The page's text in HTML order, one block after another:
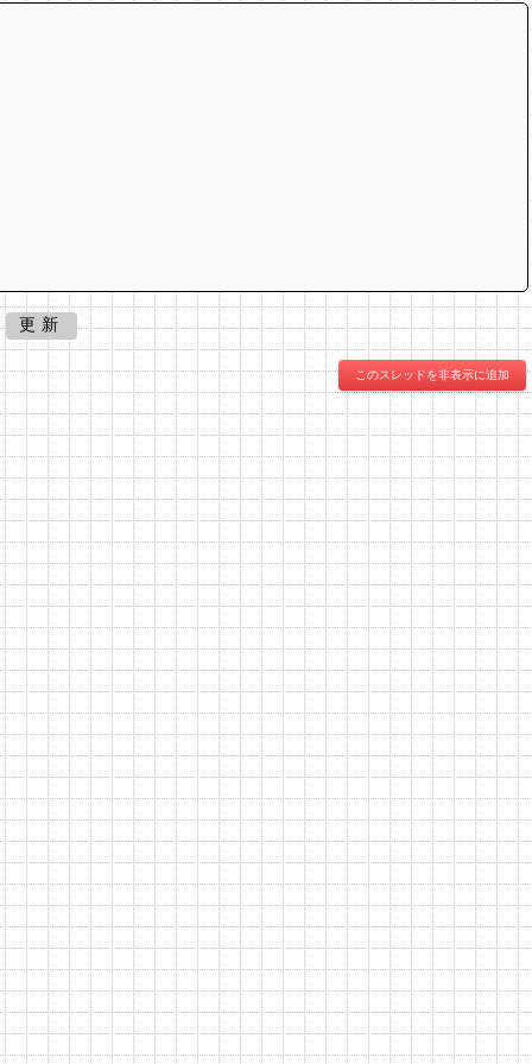
更新
このスレッドを非表示に追加